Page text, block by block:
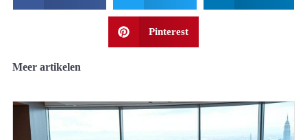
Pinterest
Meer artikelen